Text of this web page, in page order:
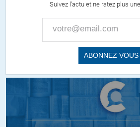
Suivez l'actu et ne ratez plus